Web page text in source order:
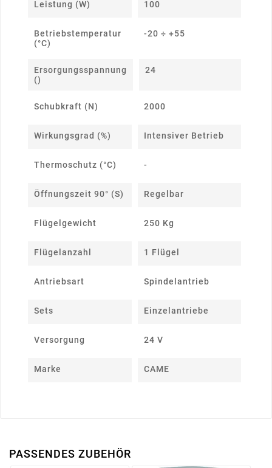
Leistung (W) 100
Betriebstemperatur
(°C)
-20 ÷ +55
Ersorgungsspannung
()
24
Schubkraft (N) 2000
Wirkungsgrad (%) Intensiver Betrieb
Thermoschutz (°C) -
Öffnungszeit 90° (s) Regelbar
Flügelgewicht 250 Kg
Flügelanzahl 1 Flügel
Antriebsart Spindelantrieb
Sets Einzelantriebe
Versorgung 24 V
Marke CAME
PASSENDES ZUBEHÖR